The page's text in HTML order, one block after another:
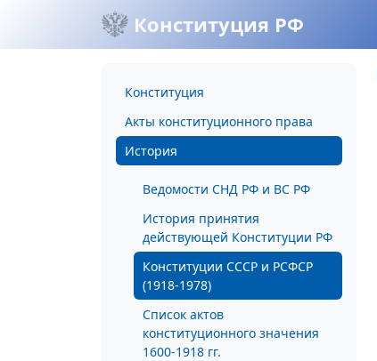
Конституция РФ
Конституция
Акты конституционного права
История
Ведомости СНД РФ и ВС РФ
История принятия
действующей Конституции РФ
Конституции СССР и РСФСР
(1918-1978)
Список актов
конституционного значения
1600-1918 гг.